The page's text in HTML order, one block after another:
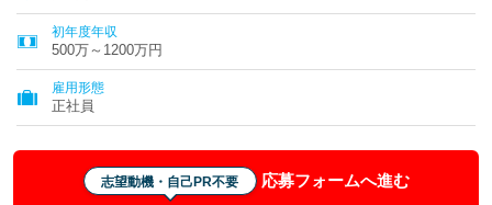
初年度年収
500万～1200万円
雇用形態
正社員
志望動機・自己PR不要 応募フォームへ進む